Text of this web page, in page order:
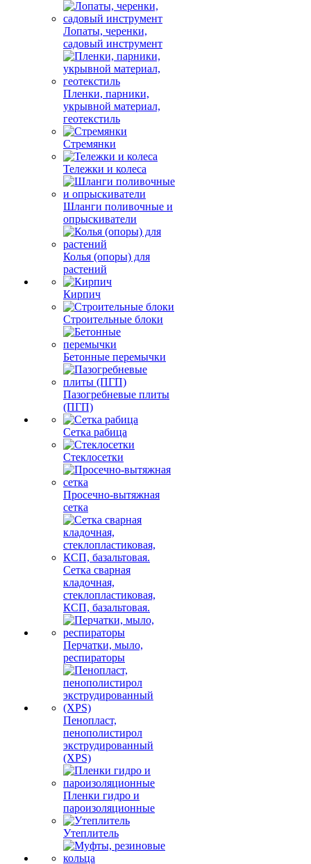
Лопаты, черенки,
садовый инструмент
Пленки, парники,
укрывной материал,
геотекстиль
Стремянки
Тележки и колеса
Шланги поливочные и
опрыскиватели
Колья (опоры) для
растений
Кирпич
Строительные блоки
Бетонные перемычки
Пазогребневые плиты
(ПГП)
Сетка рабица
Стеклосетки
Просечно-вытяжная
сетка
Сетка сварная
кладочная,
стеклопластиковая,
КСП, базальтовая.
Перчатки, мыло,
респираторы
Пенопласт,
пенополистирол
экструдированный
(XPS)
Пленки гидро и
пароизоляционные
Утеплитель